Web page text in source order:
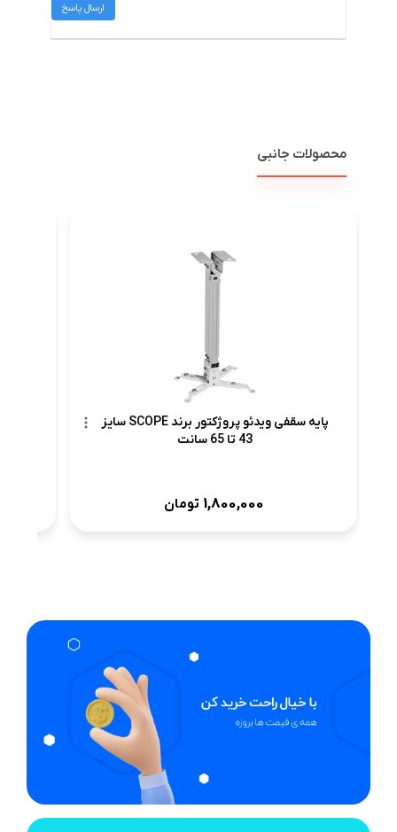
ارسال پاسخ
محصولات جانبی
پایه سقفی ویدئو پروژکتور برند SCOPE سایز
43 تا 65 سانت
1,800,000 تومان